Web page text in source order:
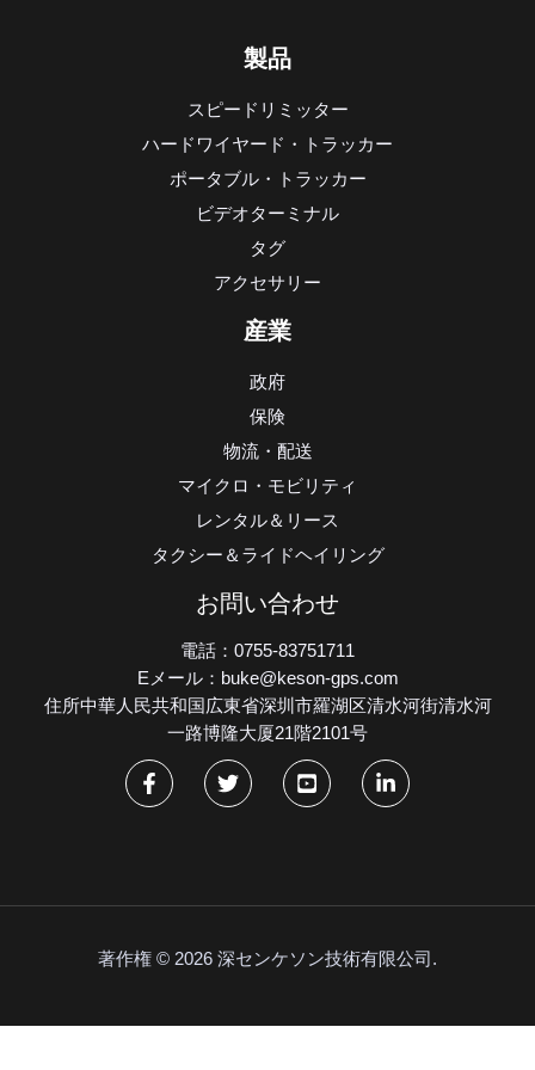
製品
スピードリミッター
ハードワイヤード・トラッカー
ポータブル・トラッカー
ビデオターミナル
タグ
アクセサリー
産業
政府
保険
物流・配送
マイクロ・モビリティ
レンタル＆リース
タクシー＆ライドヘイリング
お問い合わせ
電話：0755-83751711
Eメール：buke@keson-gps.com
住所中華人民共和国広東省深圳市羅湖区清水河街清水河
一路博隆大厦21階2101号
著作権 © 2026 深センケソン技術有限公司.